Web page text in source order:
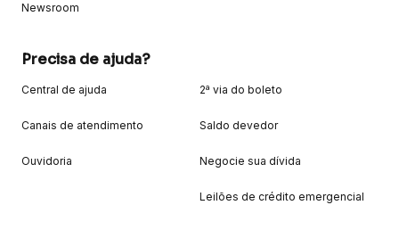
Newsroom
Precisa de ajuda?
Central de ajuda
Canais de atendimento
Ouvidoria
2ª via do boleto
Saldo devedor
Negocie sua dívida
Leilões de crédito emergencial